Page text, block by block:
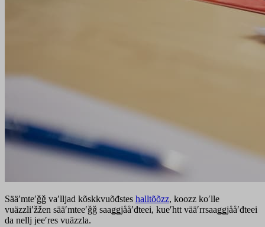
Sääʹmteʹǧǧ vaʹlljad kõskkvuõđstes halltõõzz, koozz koʹlle
vuäzzliʹžžen sääʹmteeʹǧǧ saaǥǥjååʹđteei, kueʹhtt vääʹrrsaaǥǥjååʹđteei
da nellj jeeʹres vuäzzla.